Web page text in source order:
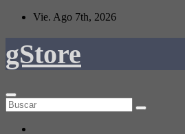
Saltar
contenido
Vie. Ago 7th, 2026
gStore